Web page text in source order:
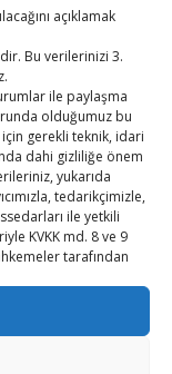
açıklamak
Bu verilerinizi 3.
ile paylaşma
olduğumuz bu
için gerekli teknik, idari
dahi gizliliğe önem
yukarıda
tedarikçimizle,
ile yetkili
KVKK md. 8 ve 9
tarafından
yetkili kamu kurumları
Şirket
verilen amaçlarla; veri
sahibinin açık rızası
Prof. Dr.
Üyeleri
etti